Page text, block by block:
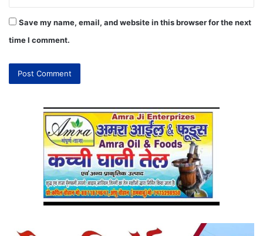
Save my name, email, and website in this browser for the next
time I comment.